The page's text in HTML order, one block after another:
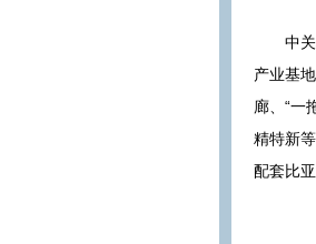
中
产业基
廊、“一
精特新
配套比